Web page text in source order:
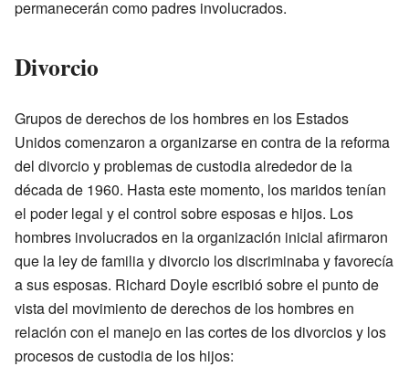
permanecerán como padres involucrados.
Divorcio
Grupos de derechos de los hombres en los Estados
Unidos comenzaron a organizarse en contra de la reforma
del divorcio y problemas de custodia alrededor de la
década de 1960. Hasta este momento, los maridos tenían
el poder legal y el control sobre esposas e hijos. Los
hombres involucrados en la organización inicial afirmaron
que la ley de familia y divorcio los discriminaba y favorecía
a sus esposas. Richard Doyle escribió sobre el punto de
vista del movimiento de derechos de los hombres en
relación con el manejo en las cortes de los divorcios y los
procesos de custodia de los hijos: